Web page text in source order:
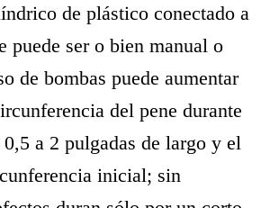
de plástico conectado a
puede ser o bien manual o
de bombas puede aumentar
del pene durante
a 2 pulgadas de largo y el
inicial; sin